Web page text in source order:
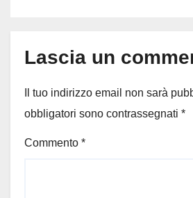
Lascia un
Il tuo indirizzo email non sarà
obbligatori sono contrassegnati *
Commento *